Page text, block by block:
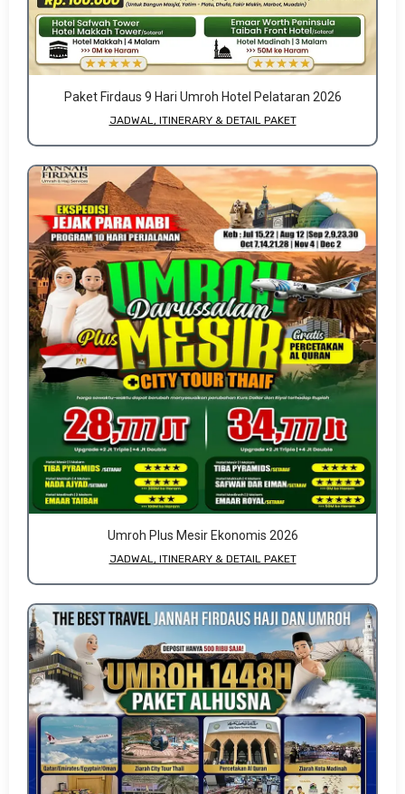
Paket Firdaus 9 Hari Umroh Hotel Pelataran 2026
JADWAL, ITINERARY & DETAIL PAKET
Umroh Plus Mesir Ekonomis 2026
JADWAL, ITINERARY & DETAIL PAKET